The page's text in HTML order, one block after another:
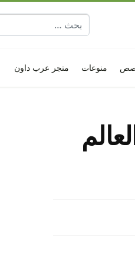
البحث عن:
منوعات متجر عرب داون